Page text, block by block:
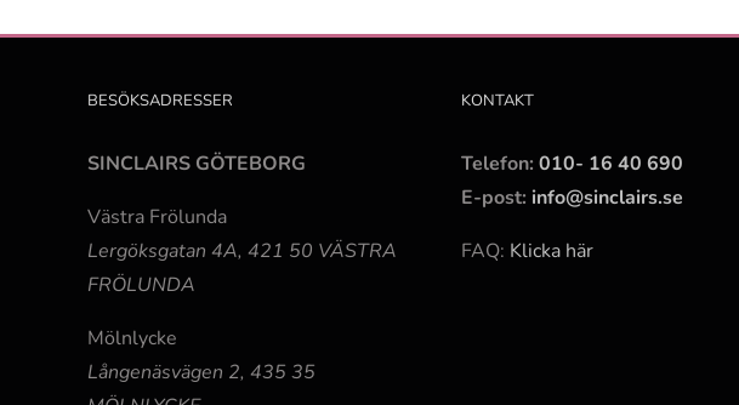
BESÖKSADRESSER
SINCLAIRS GÖTEBORG
Västra Frölunda
Lergöksgatan 4A, 421 50 VÄSTRA
FRÖLUNDA
Mölnlycke
Långenäsvägen 2, 435 35
KONTAKT
Telefon: 010- 16 40 690
E-post: info@sinclairs.se
FAQ: Klicka här